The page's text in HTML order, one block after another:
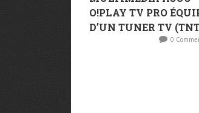
O!PLAY TV PRO
D’UN TUNER TV
0